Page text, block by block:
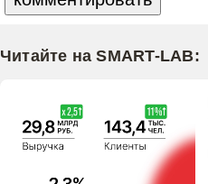
Читайте на SMART-LAB: